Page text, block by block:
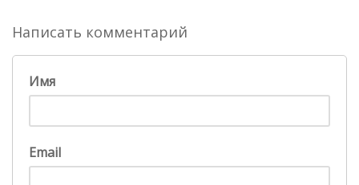
Написать комментарий
Имя
Email